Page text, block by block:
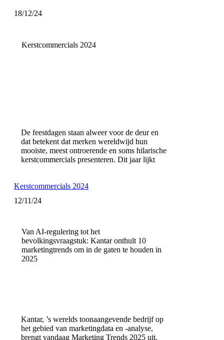
18/12/24
Kerstcommercials 2024
De feestdagen staan alweer voor de deur en
dat betekent dat merken wereldwijd hun
mooiste, meest ontroerende en soms hilarische
kerstcommercials presenteren. Dit jaar lijkt
Kerstcommercials 2024
12/11/24
Van AI-regulering tot het
bevolkingsvraagstuk: Kantar onthult 10
marketingtrends om in de gaten te houden in
2025
Kantar, ’s werelds toonaangevende bedrijf op
het gebied van marketingdata en -analyse,
brengt vandaag Marketing Trends 2025 uit,